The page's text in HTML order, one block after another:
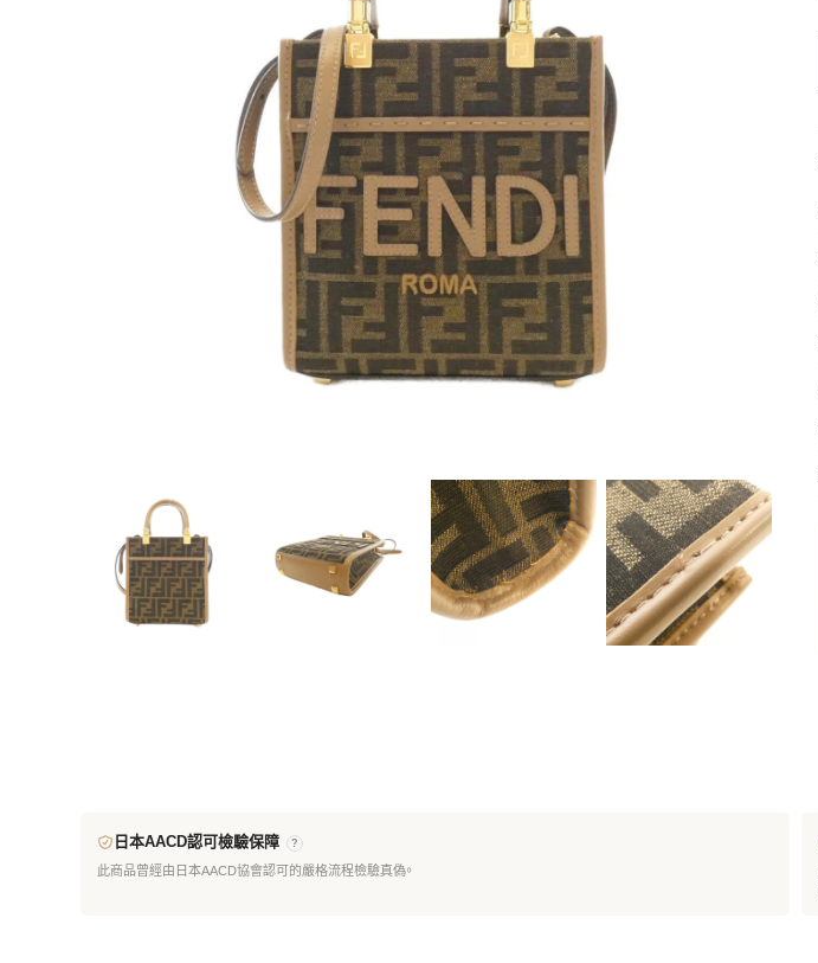
日本AACD認可檢驗保障 ?
此商品曾經由日本AACD協會認可的嚴格流程檢驗真偽。